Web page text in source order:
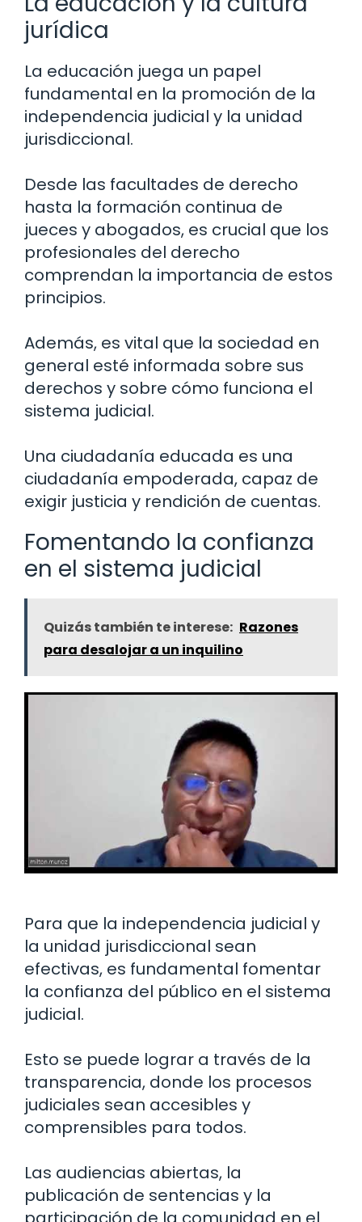
jurídica
La educación juega un papel
fundamental en la promoción de la
independencia judicial y la unidad
jurisdiccional.
Desde las facultades de derecho
hasta la formación continua de
jueces y abogados, es crucial que los
profesionales del derecho
comprendan la importancia de estos
principios.
Además, es vital que la sociedad en
general esté informada sobre sus
derechos y sobre cómo funciona el
sistema judicial.
Una ciudadanía educada es una
ciudadanía empoderada, capaz de
exigir justicia y rendición de cuentas.
Fomentando la confianza
en el sistema judicial
Quizás también te interese: Razones
para desalojar a un inquilino
Para que la independencia judicial y
la unidad jurisdiccional sean
efectivas, es fundamental fomentar
la confianza del público en el sistema
judicial.
Esto se puede lograr a través de la
transparencia, donde los procesos
judiciales sean accesibles y
comprensibles para todos.
Las audiencias abiertas, la
publicación de sentencias y la